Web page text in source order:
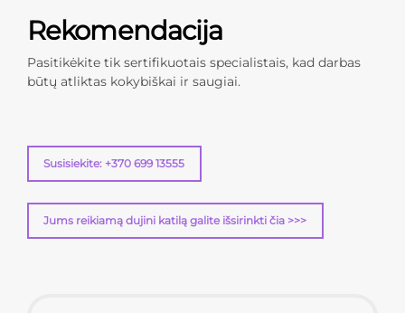
Rekomendacija
Pasitikėkite tik sertifikuotais specialistais, kad darbas
būtų atliktas kokybiškai ir saugiai.
Susisiekite: +370 699 13555
Jums reikiamą dujini katilą galite išsirinkti čia >>>